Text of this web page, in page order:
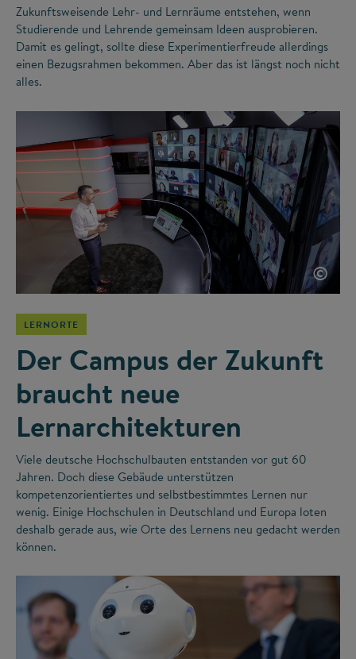
Zukunftsweisende Lehr- und Lernräume entstehen, wenn
Studierende und Lehrende gemeinsam Ideen ausprobieren.
Damit es gelingt, sollte diese Experimentierfreude allerdings
einen Bezugsrahmen bekommen. Aber das ist längst noch nicht
alles.
©
LERNORTE
Der Campus der Zukunft
braucht neue
Lernarchitekturen
Viele deutsche Hochschulbauten entstanden vor gut 60
Jahren. Doch diese Gebäude unterstützen
kompetenzorientiertes und selbstbestimmtes Lernen nur
wenig. Einige Hochschulen in Deutschland und Europa loten
deshalb gerade aus, wie Orte des Lernens neu gedacht werden
können.